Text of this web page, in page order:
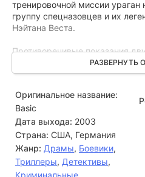
тренировочной миссии ураган
группу спецназовцев и их
Нэйтана Веста.
Противоречивые показания
солдат ещё больше
обстоятельств мистического
Харди. Те, кто уцелел, не
ли дело... Или в чем-то
РАЗВЕРНУТЬ
Оригинальное название:
Basic
Дата выхода: 2003
Страна: США, Германия
Жанр: Драмы, Боевики,
Триллеры, Детективы,
Криминальные